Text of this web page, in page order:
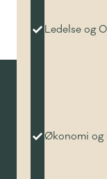
Ledelse og
Økonomi og